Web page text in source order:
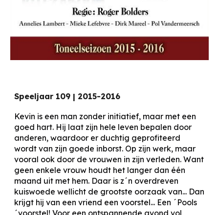
Speeljaar 109 | 2015-2016
Kevin is een man zonder initiatief, maar met een
goed hart. Hij laat zijn hele leven bepalen door
anderen, waardoor er duchtig geprofiteerd
wordt van zijn goede inborst. Op zijn werk, maar
vooral ook door de vrouwen in zijn verleden. Want
geen enkele vrouw houdt het langer dan één
maand uit met hem. Daar is z´n overdreven
kuiswoede wellicht de grootste oorzaak van... Dan
krijgt hij van een vriend een voorstel... Een ´Pools
´voorstel! Voor een ontspannende avond vol